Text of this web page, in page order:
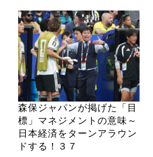
森保ジャパンが掲げた「目
標」マネジメントの意味～
日本経済をターンアラウン
ドする！３７